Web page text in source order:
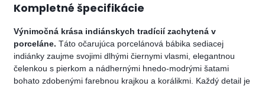
Kompletné špecifikácie
Výnimočná krása indiánskych tradícií zachytená v
porceláne. Táto očarujúca porcelánová bábika sediacej
indiánky zaujme svojimi dlhými čiernymi vlasmi, elegantnou
čelenkou s pierkom a nádhernými hnedo-modrými šatami
bohato zdobenými farebnou krajkou a korálikmi. Každý detail je